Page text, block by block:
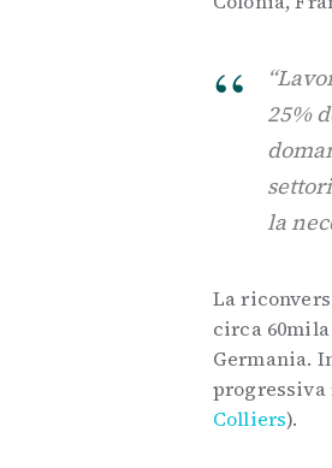
25%
la
La
circa
Germania.
Colliers).